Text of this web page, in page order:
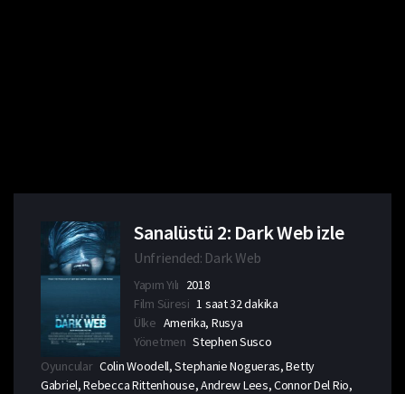
Sanalüstü 2: Dark Web izle
Unfriended: Dark Web
Yapım Yılı 2018
Film Süresi 1 saat 32 dakika
Ülke Amerika, Rusya
Yönetmen Stephen Susco
Oyuncular Colin Woodell, Stephanie Nogueras, Betty
Gabriel, Rebecca Rittenhouse, Andrew Lees, Connor Del Rio,